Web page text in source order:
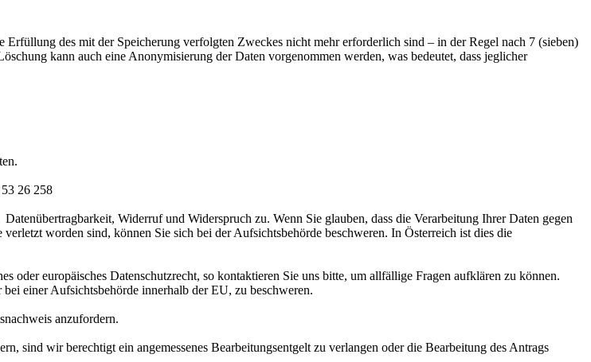
des mit der Speicherung verfolgten Zweckes nicht mehr erforderlich sind – in der Regel nach 7 (sieben)
kann auch eine Anonymisierung der Daten vorgenommen werden, was bedeutet, dass jeglicher
26 258
Widerruf und Widerspruch zu. Wenn Sie glauben, dass die Verarbeitung Ihrer Daten gegen
worden sind, können Sie sich bei der Aufsichtsbehörde beschweren. In Österreich ist dies die
oder europäisches Datenschutzrecht, so kontaktieren Sie uns bitte, um allfällige Fragen aufklären zu können.
einer Aufsichtsbehörde innerhalb der EU, zu beschweren.
anzufordern.
sind wir berechtigt ein angemessenes Bearbeitungsentgelt zu verlangen oder die Bearbeitung des Antrags